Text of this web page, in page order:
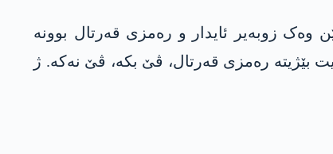
پێش یێن وەک زوبەیر ئایدار و رەمزی قەرتال بوونە
پەکەکێ دا جھ دگرن. کادرۆیەکێ پەکەکێ یێ 20 سالی دکاریت بچیت بێژیتە رەمزی قەرتال، ڤێ بکە، ڤێ نەکە. ژ